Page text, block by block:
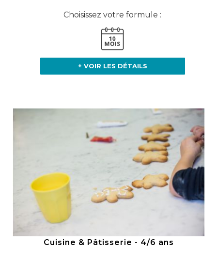
Choisissez votre formule :
+ VOIR LES DÉTAILS
Cuisine & Pâtisserie - 4/6 ans